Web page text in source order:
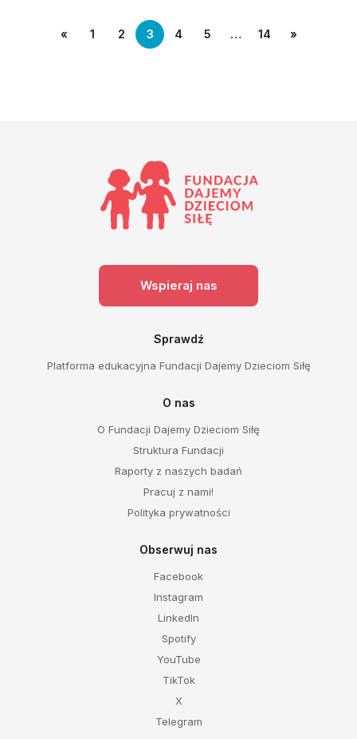
« 1 2 3 4 5 … 14 »
Wspieraj nas
Sprawdź
Platforma edukacyjna Fundacji Dajemy Dzieciom Siłę
O nas
O Fundacji Dajemy Dzieciom Siłę
Struktura Fundacji
Raporty z naszych badań
Pracuj z nami!
Polityka prywatności
Obserwuj nas
Facebook
Instagram
LinkedIn
Spotify
YouTube
TikTok
X
Telegram